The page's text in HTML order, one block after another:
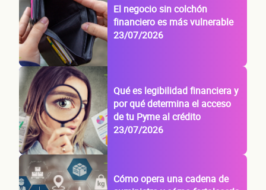
El negocio sin colchón
financiero es más vulnerable
23/07/2026
Qué es legibilidad financiera y
por qué determina el acceso
de tu Pyme al crédito
23/07/2026
Cómo opera una cadena de